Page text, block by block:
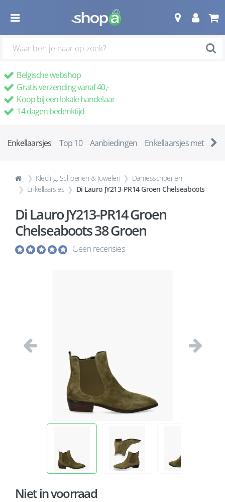
Belgische webshop
Gratis verzending vanaf 40,-
Koop bij een lokale handelaar
14 dagen bedenktijd
Enkellaarsjes Top 10 Aanbiedingen Enkellaarsjes met ha
Kleding, Schoenen & Juwelen
Damesschoenen
Enkellaarsjes
Di Lauro JY213-PR14 Groen Chelseaboots
Di Lauro JY213-PR14 Groen
Chelseaboots 38 Groen
Geen recensies
Vorige
Niet in voorraad